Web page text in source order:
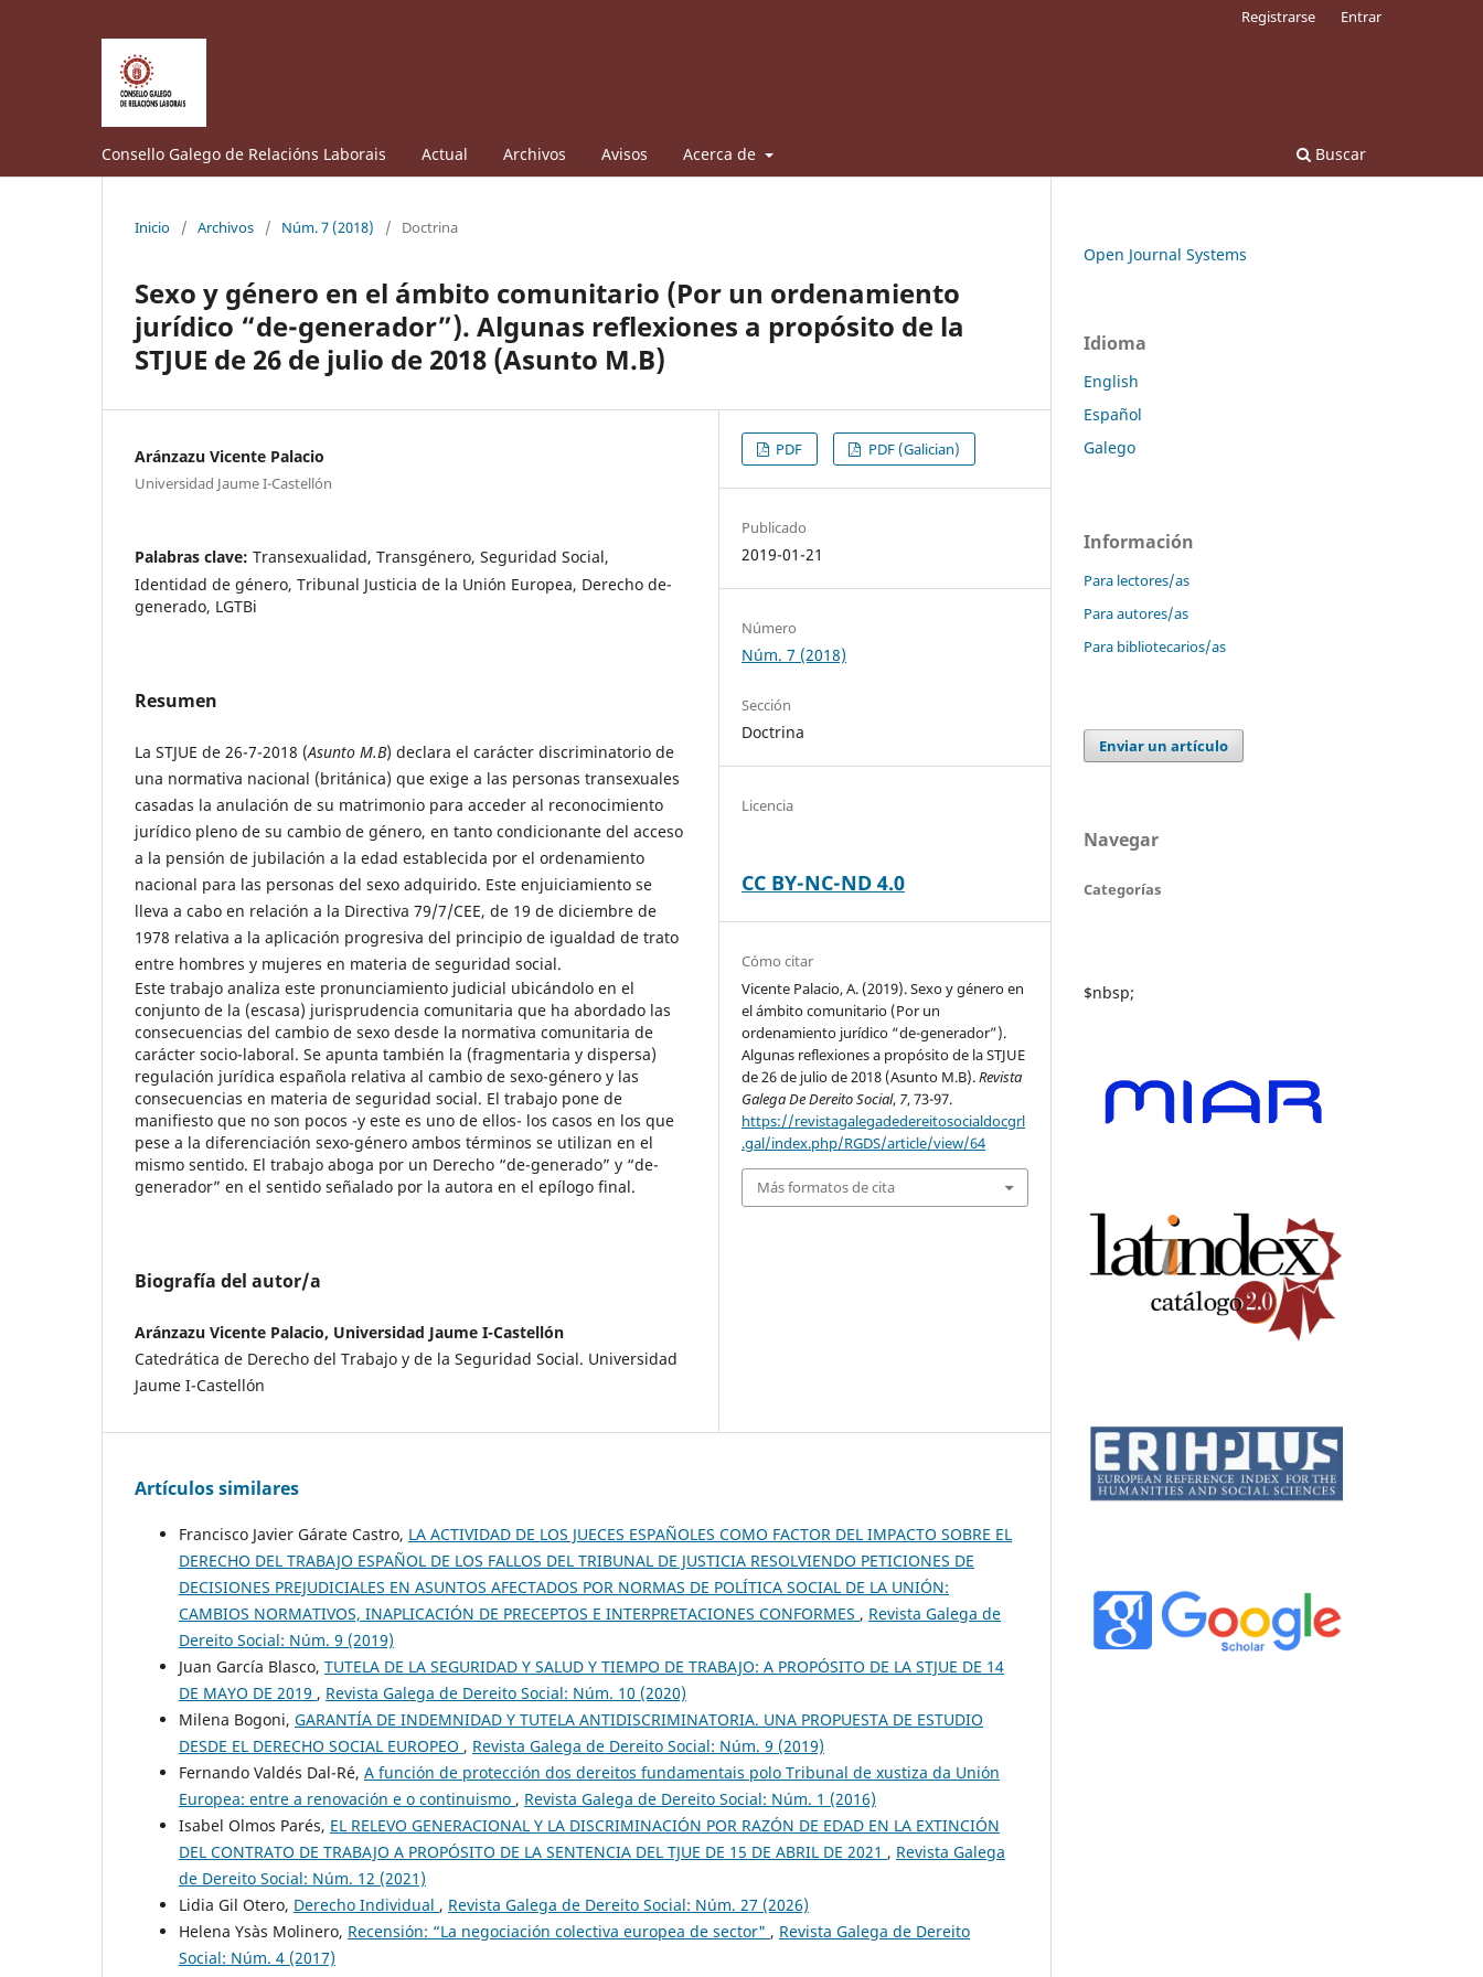
Consello Galego de Relacións Laborais Actual Archivos Avisos Acerca de Buscar
Registrarse Entrar
Inicio / Archivos / Núm. 7 (2018) / Doctrina
Sexo y género en el ámbito comunitario (Por un ordenamiento
jurídico “de-generador”). Algunas reflexiones a propósito de la
STJUE de 26 de julio de 2018 (Asunto M.B)
Aránzazu Vicente Palacio
Universidad Jaume I-Castellón
Palabras clave: Transexualidad, Transgénero, Seguridad Social,
Identidad de género, Tribunal Justicia de la Unión Europea, Derecho de-
generado, LGTBi
Resumen
La STJUE de 26-7-2018 (Asunto M.B) declara el carácter discriminatorio de
una normativa nacional (británica) que exige a las personas transexuales
casadas la anulación de su matrimonio para acceder al reconocimiento
jurídico pleno de su cambio de género, en tanto condicionante del acceso
a la pensión de jubilación a la edad establecida por el ordenamiento
nacional para las personas del sexo adquirido. Este enjuiciamiento se
lleva a cabo en relación a la Directiva 79/7/CEE, de 19 de diciembre de
1978 relativa a la aplicación progresiva del principio de igualdad de trato
entre hombres y mujeres en materia de seguridad social.
Este trabajo analiza este pronunciamiento judicial ubicándolo en el
conjunto de la (escasa) jurisprudencia comunitaria que ha abordado las
consecuencias del cambio de sexo desde la normativa comunitaria de
carácter socio-laboral. Se apunta también la (fragmentaria y dispersa)
regulación jurídica española relativa al cambio de sexo-género y las
consecuencias en materia de seguridad social. El trabajo pone de
manifiesto que no son pocos -y este es uno de ellos- los casos en los que
pese a la diferenciación sexo-género ambos términos se utilizan en el
mismo sentido. El trabajo aboga por un Derecho “de-generado” y “de-
generador” en el sentido señalado por la autora en el epílogo final.
Biografía del autor/a
Aránzazu Vicente Palacio, Universidad Jaume I-Castellón
Catedrática de Derecho del Trabajo y de la Seguridad Social. Universidad
Jaume I-Castellón
PDF PDF (Galician)
Publicado
2019-01-21
Número
Núm. 7 (2018)
Sección
Doctrina
Licencia
CC BY-NC-ND 4.0
Cómo citar
Vicente Palacio, A. (2019). Sexo y género en
el ámbito comunitario (Por un
ordenamiento jurídico “de-generador”).
Algunas reflexiones a propósito de la STJUE
de 26 de julio de 2018 (Asunto M.B).Revista
Galega De Dereito Social, 7, 73-97.
https://revistagalegadedereitosocialdocgrl
.gal/index.php/RGDS/article/view/64
Más formatos de cita
Artículos similares
Francisco Javier Gárate Castro, LA ACTIVIDAD DE LOS JUECES ESPAÑOLES COMO FACTOR DEL IMPACTO SOBRE EL
DERECHO DEL TRABAJO ESPAÑOL DE LOS FALLOS DEL TRIBUNAL DE JUSTICIA RESOLVIENDO PETICIONES DE
DECISIONES PREJUDICIALES EN ASUNTOS AFECTADOS POR NORMAS DE POLÍTICA SOCIAL DE LA UNIÓN:
CAMBIOS NORMATIVOS, INAPLICACIÓN DE PRECEPTOS E INTERPRETACIONES CONFORMES , Revista Galega de
Dereito Social: Núm. 9 (2019)
Juan García Blasco, TUTELA DE LA SEGURIDAD Y SALUD Y TIEMPO DE TRABAJO: A PROPÓSITO DE LA STJUE DE 14
DE MAYO DE 2019 , Revista Galega de Dereito Social: Núm. 10 (2020)
Milena Bogoni, GARANTÍA DE INDEMNIDAD Y TUTELA ANTIDISCRIMINATORIA. UNA PROPUESTA DE ESTUDIO
DESDE EL DERECHO SOCIAL EUROPEO , Revista Galega de Dereito Social: Núm. 9 (2019)
Fernando Valdés Dal-Ré, A función de protección dos dereitos fundamentais polo Tribunal de xustiza da Unión
Europea: entre a renovación e o continuismo , Revista Galega de Dereito Social: Núm. 1 (2016)
Isabel Olmos Parés, EL RELEVO GENERACIONAL Y LA DISCRIMINACIÓN POR RAZÓN DE EDAD EN LA EXTINCIÓN
DEL CONTRATO DE TRABAJO A PROPÓSITO DE LA SENTENCIA DEL TJUE DE 15 DE ABRIL DE 2021 , Revista Galega
de Dereito Social: Núm. 12 (2021)
Lidia Gil Otero, Derecho Individual , Revista Galega de Dereito Social: Núm. 27 (2026)
Helena Ysàs Molinero, Recensión: “La negociación colectiva europea de sector" , Revista Galega de Dereito
Social: Núm. 4 (2017)
Open Journal Systems
Idioma
English
Español
Galego
Información
Para lectores/as
Para autores/as
Para bibliotecarios/as
Enviar un artículo
Navegar
Categorías
$nbsp;